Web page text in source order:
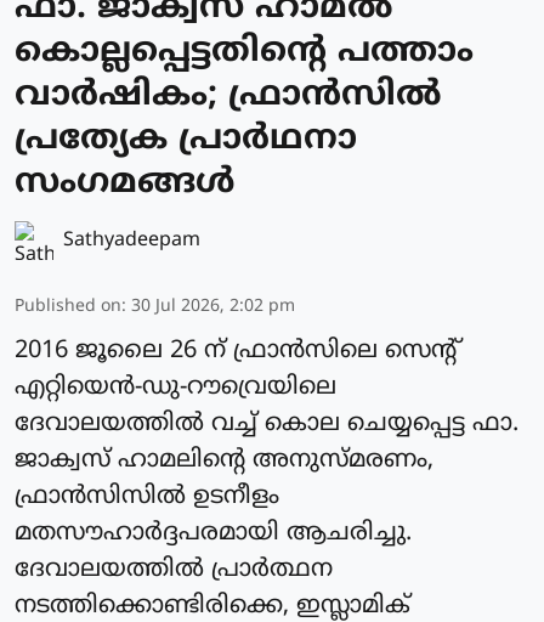
ഫാ. ജാക്വസ് ഹാമല്‍
കൊല്ലപ്പെട്ടതിന്റെ പത്താം
വാര്‍ഷികം; ഫ്രാന്‍സില്‍
പ്രത്യേക പ്രാർഥനാ
സംഗമങ്ങള്‍
Sathyadeepam
Published on: 30 Jul 2026, 2:02 pm
2016 ജൂലൈ 26 ന് ഫ്രാന്‍സിലെ സെന്റ്
എറ്റിയെന്‍-ഡു-റൗവ്രെയിലെ
ദേവാലയത്തില്‍ വച്ച് കൊല ചെയ്യപ്പെട്ട ഫാ.
ജാക്വസ് ഹാമലിന്റെ അനുസ്മരണം,
ഫ്രാന്‍സിസിൽ ഉടനീളം
മതസൗഹാര്‍ദ്ദപരമായി ആചരിച്ചു.
ദേവാലയത്തില്‍ പ്രാര്‍ത്ഥന
നടത്തിക്കൊണ്ടിരിക്കെ, ഇസ്ലാമിക്